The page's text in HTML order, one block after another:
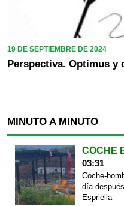
19 DE SEPTIEMBRE DE 2024
Perspectiva. Optimus y
MINUTO A MINUTO
COCHE
03:31
Coche-
día
Espriella